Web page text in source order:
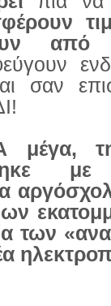
από
σαν
μέγα,
με
των